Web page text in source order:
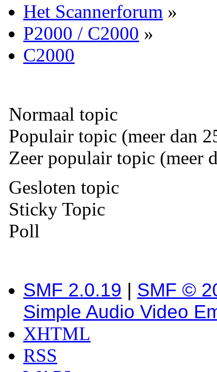
Het Scannerforum »
P2000 / C2000 »
C2000
Normaal topic
Populair topic (meer dan
Zeer populair topic (meer
Gesloten topic
Sticky Topic
Poll
SMF 2.0.19 | SMF ©
Simple Audio Video
XHTML
RSS